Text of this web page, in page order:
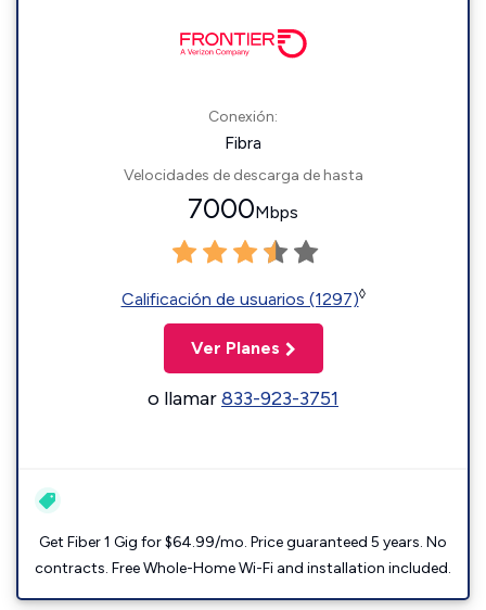
Conexión:
Fibra
Velocidades de descarga de hasta
7000Mbps
Calificación de usuarios (1297)◊
Ver Planes
o llamar833-923-3751
Get Fiber 1 Gig for $64.99/mo. Price guaranteed 5 years. No
contracts. Free Whole-Home Wi-Fi and installation included.